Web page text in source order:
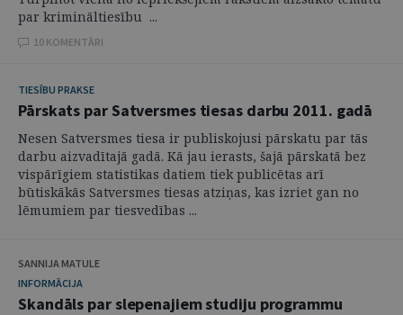
par krimināltiesību ...
10 KOMENTĀRI
TIESĪBU PRAKSE
Pārskats par Satversmes tiesas darbu 2011. gadā
Nesen Satversmes tiesa ir publiskojusi pārskatu par tās
darbu aizvadītajā gadā. Kā jau ierasts, šajā pārskatā bez
vispārīgiem statistikas datiem tiek publicētas arī
būtiskākās Satversmes tiesas atziņas, kas izriet gan no
lēmumiem par tiesvedības ...
SANNIJA MATULE
INFORMĀCIJA
Skandāls par slepenajiem studiju programmu